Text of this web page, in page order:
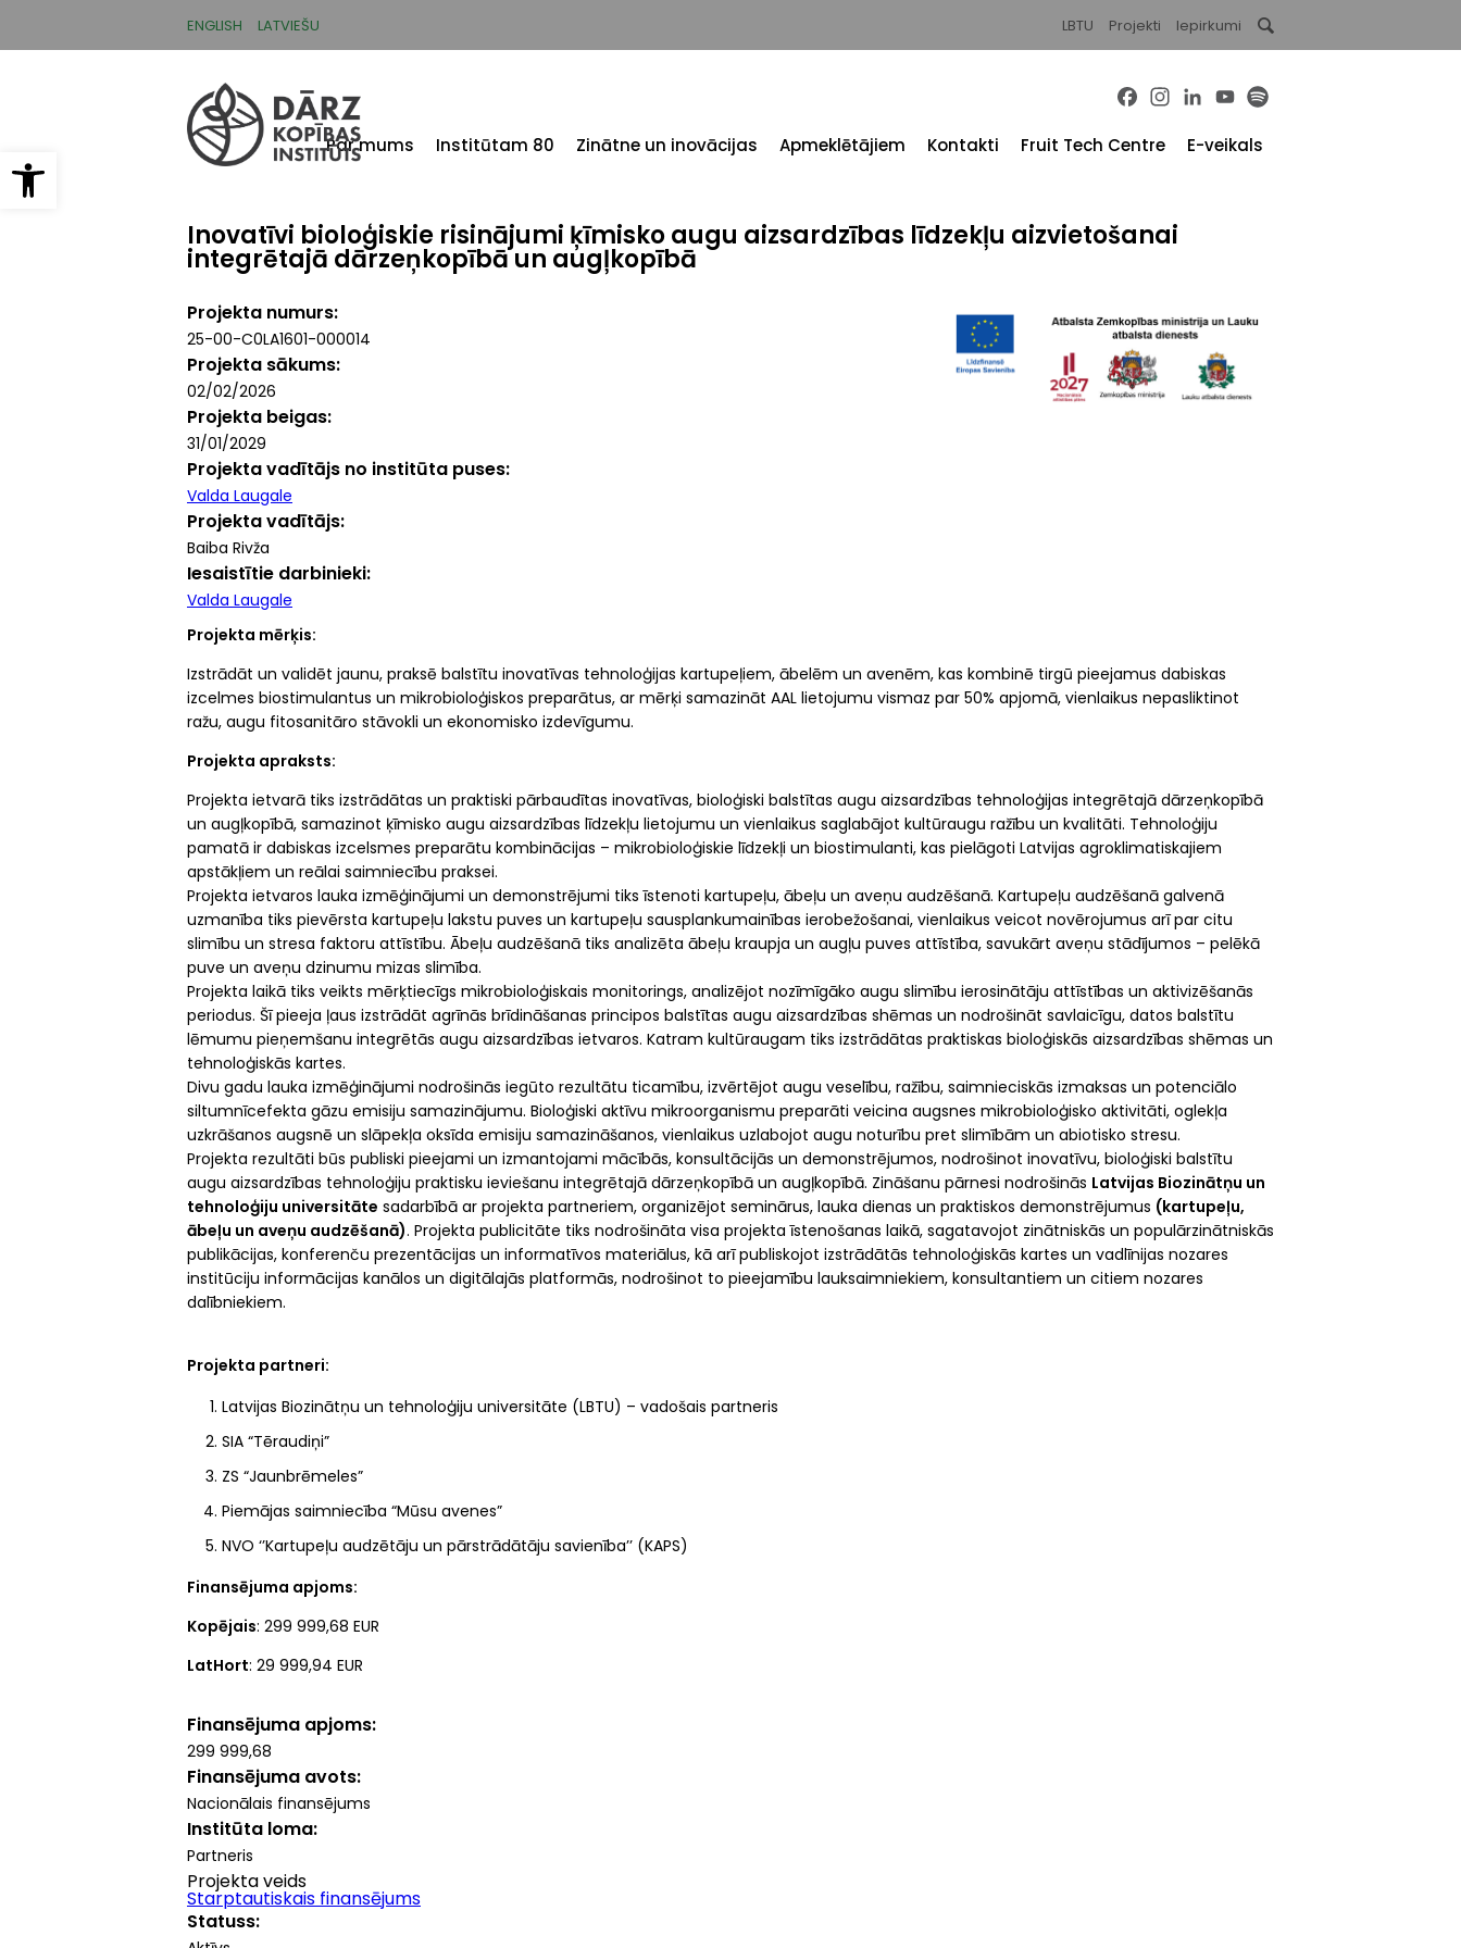
Open toolbar
ENGLISH LATVIEŠU LBTU Projekti Iepirkumi
Facebook
Instagram
LinkedInYouTube
Par mums Institūtam 80 Zinātne un inovācijas Apmeklētājiem Kontakti Fruit Tech Centre E-veikals
Inovatīvi bioloģiskie risinājumi ķīmisko augu aizsardzības līdzekļu aizvietošanai
integrētajā dārzeņkopībā un augļkopībā
Projekta numurs
25-00-C0LA1601-000014
Projekta sākums
02/02/2026
Projekta beigas
31/01/2029
Projekta vadītājs no institūta puses
Valda Laugale
Projekta vadītājs
Baiba Rivža
Iesaistītie darbinieki
Valda Laugale
Projekta mērķis:
Izstrādāt un validēt jaunu, praksē balstītu inovatīvas tehnoloģijas kartupeļiem, ābelēm un avenēm, kas kombinē tirgū pieejamus dabiskas
izcelmes biostimulantus un mikrobioloģiskos preparātus, ar mērķi samazināt AAL lietojumu vismaz par 50% apjomā, vienlaikus nepasliktinot
ražu, augu fitosanitāro stāvokli un ekonomisko izdevīgumu.
Projekta apraksts:
Projekta ietvarā tiks izstrādātas un praktiski pārbaudītas inovatīvas, bioloģiski balstītas augu aizsardzības tehnoloģijas integrētajā dārzeņkopībā
un augļkopībā, samazinot ķīmisko augu aizsardzības līdzekļu lietojumu un vienlaikus saglabājot kultūraugu ražību un kvalitāti. Tehnoloģiju
pamatā ir dabiskas izcelsmes preparātu kombinācijas – mikrobioloģiskie līdzekļi un biostimulanti, kas pielāgoti Latvijas agroklimatiskajiem
apstākļiem un reālai saimniecību praksei.
Projekta ietvaros lauka izmēģinājumi un demonstrējumi tiks īstenoti kartupeļu, ābeļu un aveņu audzēšanā. Kartupeļu audzēšanā galvenā
uzmanība tiks pievērsta kartupeļu lakstu puves un kartupeļu sausplankumainības ierobežošanai, vienlaikus veicot novērojumus arī par citu
slimību un stresa faktoru attīstību. Ābeļu audzēšanā tiks analizēta ābeļu kraupja un augļu puves attīstība, savukārt aveņu stādījumos – pelēkā
puve un aveņu dzinumu mizas slimība.
Projekta laikā tiks veikts mērķtiecīgs mikrobioloģiskais monitorings, analizējot nozīmīgāko augu slimību ierosinātāju attīstības un aktivizēšanās
periodus. Šī pieeja ļaus izstrādāt agrīnās brīdināšanas principos balstītas augu aizsardzības shēmas un nodrošināt savlaicīgu, datos balstītu
lēmumu pieņemšanu integrētās augu aizsardzības ietvaros. Katram kultūraugam tiks izstrādātas praktiskas bioloģiskās aizsardzības shēmas un
tehnoloģiskās kartes.
Divu gadu lauka izmēģinājumi nodrošinās iegūto rezultātu ticamību, izvērtējot augu veselību, ražību, saimnieciskās izmaksas un potenciālo
siltumnīcefekta gāzu emisiju samazinājumu. Bioloģiski aktīvu mikroorganismu preparāti veicina augsnes mikrobioloģisko aktivitāti, oglekļa
uzkrāšanos augsnē un slāpekļa oksīda emisiju samazināšanos, vienlaikus uzlabojot augu noturību pret slimībām un abiotisko stresu.
Projekta rezultāti būs publiski pieejami un izmantojami mācībās, konsultācijās un demonstrējumos, nodrošinot inovatīvu, bioloģiski balstītu
augu aizsardzības tehnoloģiju praktisku ieviešanu integrētajā dārzeņkopībā un augļkopībā. Zināšanu pārnesi nodrošinās Latvijas Biozinātņu un
tehnoloģiju universitāte sadarbībā ar projekta partneriem, organizējot seminārus, lauka dienas un praktiskos demonstrējumus (kartupeļu,
ābeļu un aveņu audzēšanā). Projekta publicitāte tiks nodrošināta visa projekta īstenošanas laikā, sagatavojot zinātniskās un populārzinātniskās
publikācijas, konferenču prezentācijas un informatīvos materiālus, kā arī publiskojot izstrādātās tehnoloģiskās kartes un vadlīnijas nozares
institūciju informācijas kanālos un digitālajās platformās, nodrošinot to pieejamību lauksaimniekiem, konsultantiem un citiem nozares
dalībniekiem.
Projekta partneri:
Latvijas Biozinātņu un tehnoloģiju universitāte (LBTU) – vadošais partneris
SIA “Tēraudiņi”
ZS “Jaunbrēmeles”
Piemājas saimniecība “Mūsu avenes”
NVO ‘’Kartupeļu audzētāju un pārstrādātāju savienība’’ (KAPS)
Finansējuma apjoms:
Kopējais: 299 999,68 EUR
LatHort: 29 999,94 EUR
Finansējuma apjoms
299 999,68
Finansējuma avots
Nacionālais finansējums
Institūta loma
Partneris
Projekta veids
Starptautiskais finansējums
Statuss